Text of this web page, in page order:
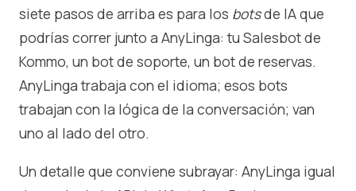
siete pasos de arriba es para los botsde IA que
podrías correr junto a AnyLinga: tu Salesbot de
Kommo, un bot de soporte, un bot de reservas.
AnyLinga trabaja con el idioma; esos bots
trabajan con la lógica de la conversación; van
uno al lado del otro.
Un detalle que conviene subrayar: AnyLinga igual